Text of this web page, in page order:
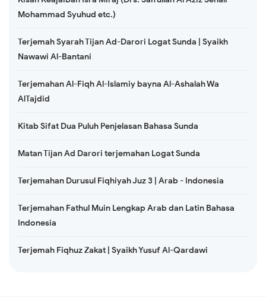
Mohammad Syuhud etc.)
Terjemah Syarah Tijan Ad-Darori Logat Sunda | Syaikh
Nawawi Al-Bantani
Terjemahan Al-Fiqh Al-Islamiy bayna Al-Ashalah Wa
AlTajdid
Kitab Sifat Dua Puluh Penjelasan Bahasa Sunda
Matan Tijan Ad Darori terjemahan Logat Sunda
Terjemahan Durusul Fiqhiyah Juz 3 | Arab - Indonesia
Terjemahan Fathul Muin Lengkap Arab dan Latin Bahasa
Indonesia
Terjemah Fiqhuz Zakat | Syaikh Yusuf Al-Qardawi